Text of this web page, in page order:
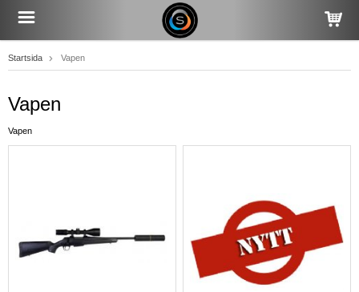
Startsida Vapen
Vapen
Vapen